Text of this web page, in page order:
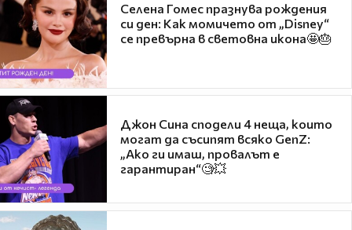
Селена Гомес празнува рождения
си ден: Как момичето от „Disney“
се превърна в световна икона🤩🎂
Джон Сина сподели 4 неща, които
могат да съсипят всяко GenZ:
„Ако ги имаш, провалът е
гарантиран“🧐💥